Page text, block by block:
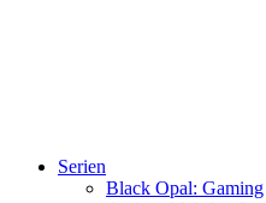
Serien
Black Opal: Gaming